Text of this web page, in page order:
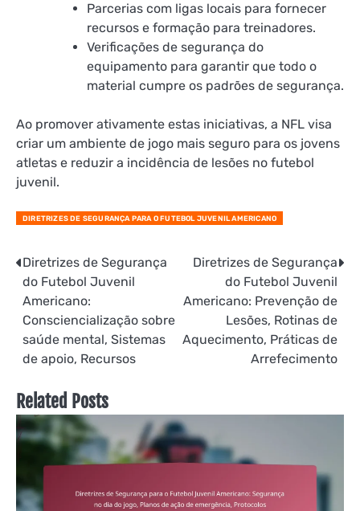
Parcerias com ligas locais para fornecer
recursos e formação para treinadores.
Verificações de segurança do
equipamento para garantir que todo o
material cumpre os padrões de segurança.
Ao promover ativamente estas iniciativas, a NFL visa
criar um ambiente de jogo mais seguro para os jovens
atletas e reduzir a incidência de lesões no futebol
juvenil.
DIRETRIZES DE SEGURANÇA PARA O FUTEBOL JUVENIL AMERICANO
Post
navigation
Diretrizes de Segurança
do Futebol Juvenil
Americano:
Consciencialização sobre
saúde mental, Sistemas
de apoio, Recursos
Diretrizes de Segurança
do Futebol Juvenil
Americano: Prevenção de
Lesões, Rotinas de
Aquecimento, Práticas de
Arrefecimento
Related Posts